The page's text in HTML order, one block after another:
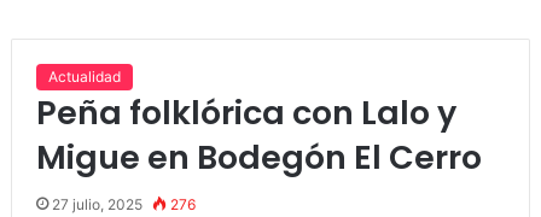
Actualidad
Peña folklórica con Lalo y
Migue en Bodegón El Cerro
27 julio, 2025 276